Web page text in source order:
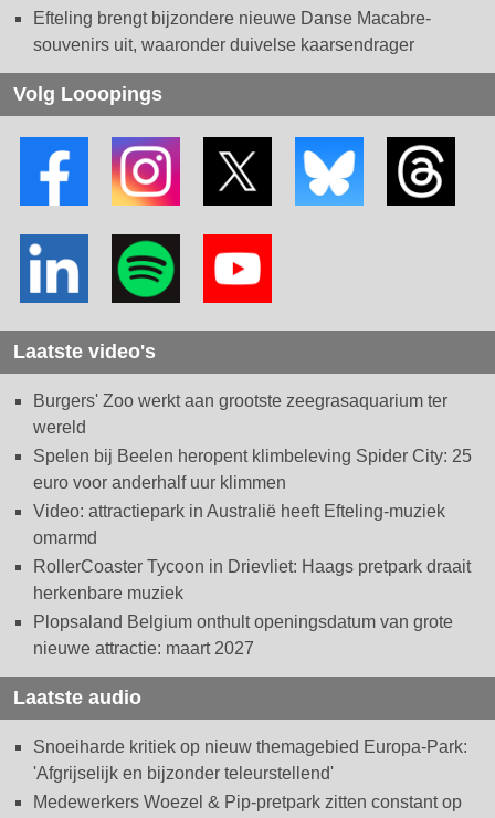
Efteling brengt bijzondere nieuwe Danse Macabre-
souvenirs uit, waaronder duivelse kaarsendrager
Volg Looopings
Laatste video's
Burgers' Zoo werkt aan grootste zeegrasaquarium ter
wereld
Spelen bij Beelen heropent klimbeleving Spider City: 25
euro voor anderhalf uur klimmen
Video: attractiepark in Australië heeft Efteling-muziek
omarmd
RollerCoaster Tycoon in Drievliet: Haags pretpark draait
herkenbare muziek
Plopsaland Belgium onthult openingsdatum van grote
nieuwe attractie: maart 2027
Laatste audio
Snoeiharde kritiek op nieuw themagebied Europa-Park:
'Afgrijselijk en bijzonder teleurstellend'
Medewerkers Woezel & Pip-pretpark zitten constant op